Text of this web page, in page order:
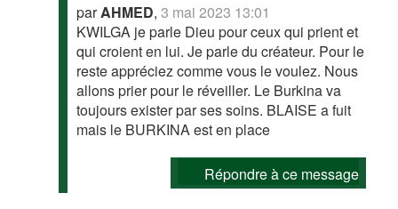
parAHMED,3 mai 2023 13:01
KWILGA je parle Dieu pour ceux qui prient et
qui croient en lui. Je parle du créateur. Pour le
reste appréciez comme vous le voulez. Nous
allons prier pour le réveiller. Le Burkina va
toujours exister par ses soins. BLAISE a fuit
mais le BURKINA est en place
Répondre à ce message